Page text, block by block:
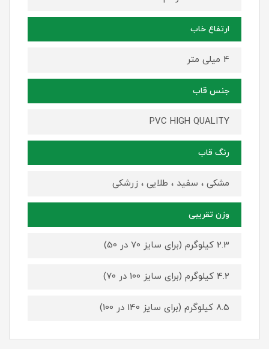
ارتفاع خاب
4 میلی متر
جنس قاب
PVC HIGH QUALITY
رنگ قاب
مشکی ، سفید ، طلایی ، زرشکی
وزن تقریبی
2.3 کیلوگرم (برای سایز 70 در 50)
4.2 کیلوگرم (برای سایز 100 در 70)
8.5 کیلوگرم (برای سایز 140 در 100)